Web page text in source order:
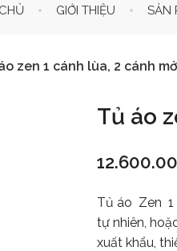
GIỚI THIỆU SẢN
zen 1 cánh lùa, 2 cánh mở
Tủ áo
Tủ áo Zen 1
tự nhiên,
xuất khẩu,